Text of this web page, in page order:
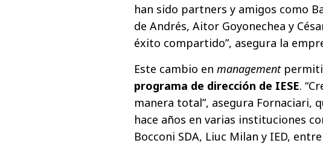
han sido partners y amigos como
de Andrés, Aitor Goyonechea y
éxito compartido”, asegura la
Este cambio en management
programa de dirección de IESE.
manera total”, asegura Fornaciari,
hace años en varias instituciones
Bocconi SDA, Liuc Milan y IED,